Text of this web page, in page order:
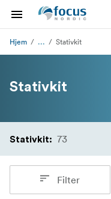
Hjem ... Stativkit
Stativkit
Stativkit: 73
Filter